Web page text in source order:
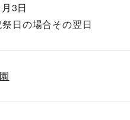
3日
日の場合その翌日